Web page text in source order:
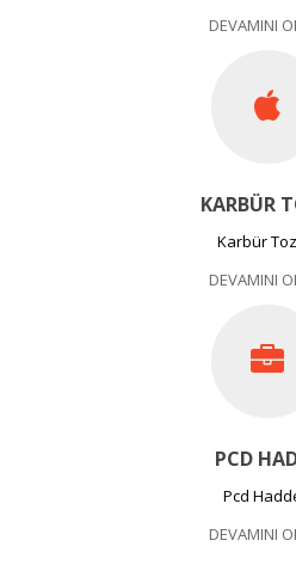
DEVAMINI
KARBÜR
Karbür
DEVAMINI
PCD
Pcd
DEVAMINI